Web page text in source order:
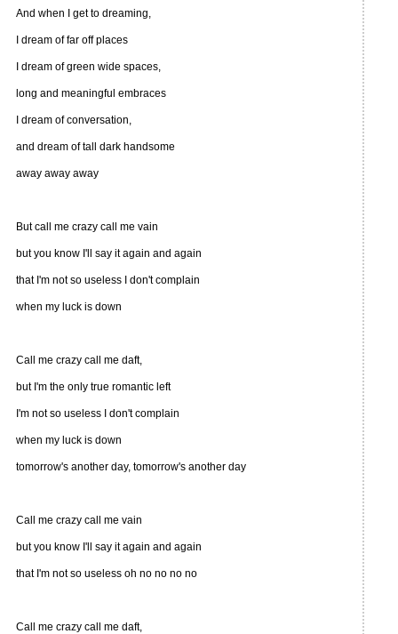
And when I get to dreaming,
I dream of far off places
I dream of green wide spaces,
long and meaningful embraces
I dream of conversation,
and dream of tall dark handsome
away away away
But call me crazy call me vain
but you know I'll say it again and again
that I'm not so useless I don't complain
when my luck is down
Call me crazy call me daft,
but I'm the only true romantic left
I'm not so useless I don't complain
when my luck is down
tomorrow's another day, tomorrow's another day
Call me crazy call me vain
but you know I'll say it again and again
that I'm not so useless oh no no no no
Call me crazy call me daft,